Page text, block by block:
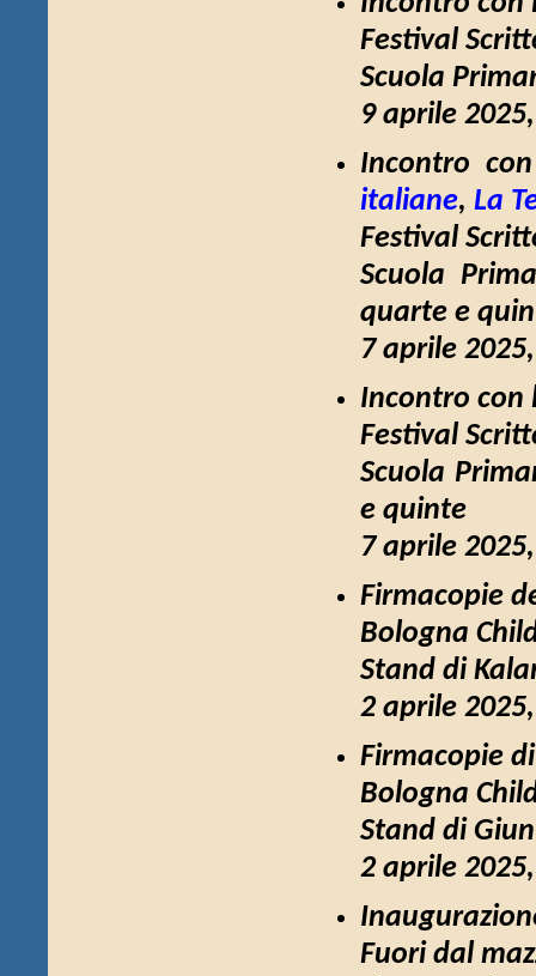
Festival
Scuola
9 aprile
Incontro
italiane, La
Festival
Scuola
quarte e
7 aprile
Incontro
Festival
Scuola
e quinte
7 aprile
Firmacopie
Bologna
Stand di
2 aprile
Firmacopie
Bologna
Stand di
2 aprile
Fuori dal